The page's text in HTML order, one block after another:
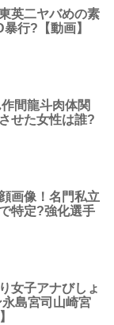
英二ヤバめの素
行?【動画】
間龍斗肉体関
せた女性は誰?
画像！名門私立
特定?強化選手
女子アナびしょ
島宮司山崎宮